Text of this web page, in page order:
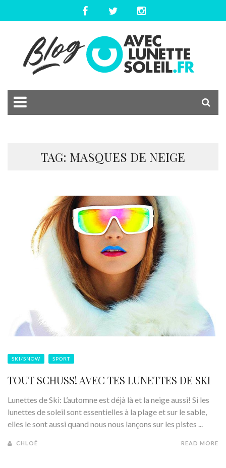
TAG: MASQUES DE NEIGE
SKI/SNOW SPORT
TOUT SCHUSS! AVEC TES LUNETTES DE SKI
Lunettes de Ski: L’automne est déjà là et la neige aussi! Si les
lunettes de soleil sont essentielles à la plage et sur le sable,
elles le sont aussi quand nous nous lançons sur les pistes ...
CHLOÉ READ MORE